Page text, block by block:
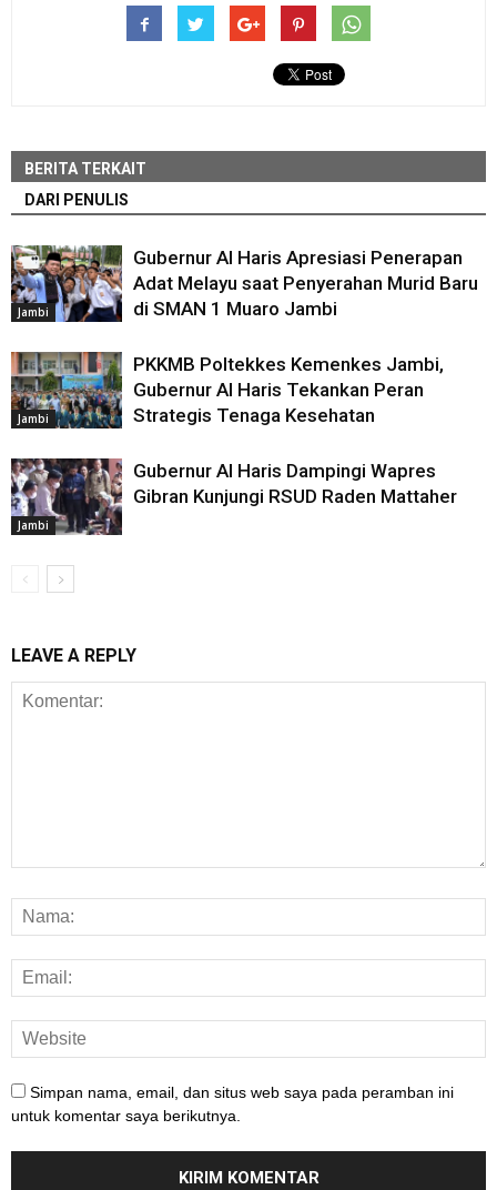
BERITA TERKAIT
DARI PENULIS
Jambi
Gubernur Al Haris Apresiasi Penerapan
Adat Melayu saat Penyerahan Murid Baru
di SMAN 1 Muaro Jambi
Jambi
PKKMB Poltekkes Kemenkes Jambi,
Gubernur Al Haris Tekankan Peran
Strategis Tenaga Kesehatan
Jambi
Gubernur Al Haris Dampingi Wapres
Gibran Kunjungi RSUD Raden Mattaher
LEAVE A REPLY
Simpan nama, email, dan situs web saya pada peramban ini
untuk komentar saya berikutnya.